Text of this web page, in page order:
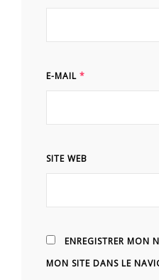
E-MAIL *
SITE WEB
ENREGISTRER MON
MON SITE DANS LE